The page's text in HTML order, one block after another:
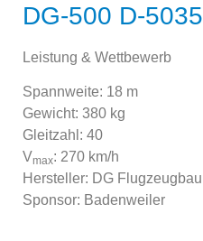
DG-500 D-5035
Leistung & Wettbewerb
Spannweite: 18 m
Gewicht: 380 kg
Gleitzahl: 40
Vmax: 270 km/h
Hersteller: DG Flugzeugbau
Sponsor: Badenweiler